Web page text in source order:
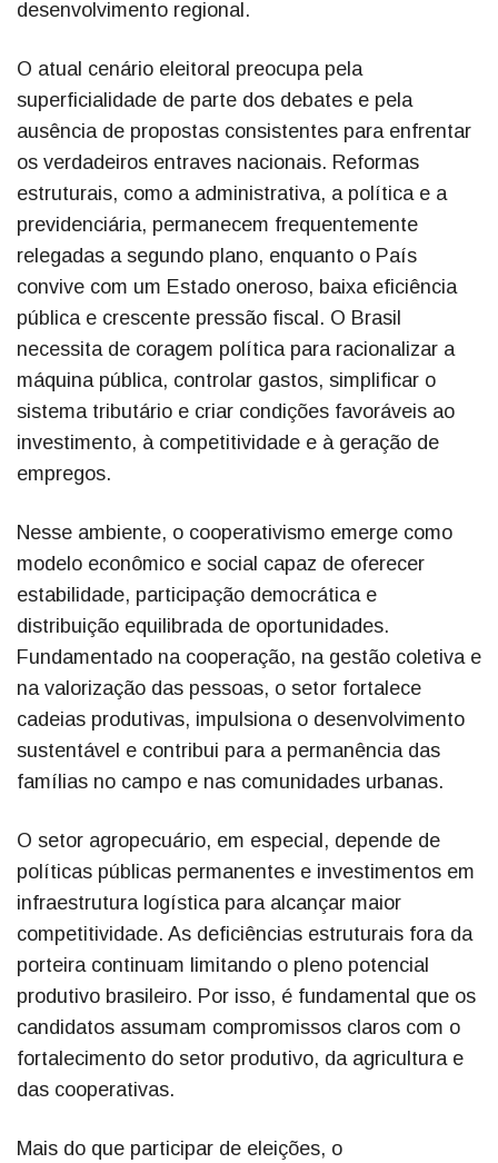
desenvolvimento regional.
O atual cenário eleitoral preocupa pela
superficialidade de parte dos debates e pela
ausência de propostas consistentes para enfrentar
os verdadeiros entraves nacionais. Reformas
estruturais, como a administrativa, a política e a
previdenciária, permanecem frequentemente
relegadas a segundo plano, enquanto o País
convive com um Estado oneroso, baixa eficiência
pública e crescente pressão fiscal. O Brasil
necessita de coragem política para racionalizar a
máquina pública, controlar gastos, simplificar o
sistema tributário e criar condições favoráveis ao
investimento, à competitividade e à geração de
empregos.
Nesse ambiente, o cooperativismo emerge como
modelo econômico e social capaz de oferecer
estabilidade, participação democrática e
distribuição equilibrada de oportunidades.
Fundamentado na cooperação, na gestão coletiva e
na valorização das pessoas, o setor fortalece
cadeias produtivas, impulsiona o desenvolvimento
sustentável e contribui para a permanência das
famílias no campo e nas comunidades urbanas.
O setor agropecuário, em especial, depende de
políticas públicas permanentes e investimentos em
infraestrutura logística para alcançar maior
competitividade. As deficiências estruturais fora da
porteira continuam limitando o pleno potencial
produtivo brasileiro. Por isso, é fundamental que os
candidatos assumam compromissos claros com o
fortalecimento do setor produtivo, da agricultura e
das cooperativas.
Mais do que participar de eleições, o